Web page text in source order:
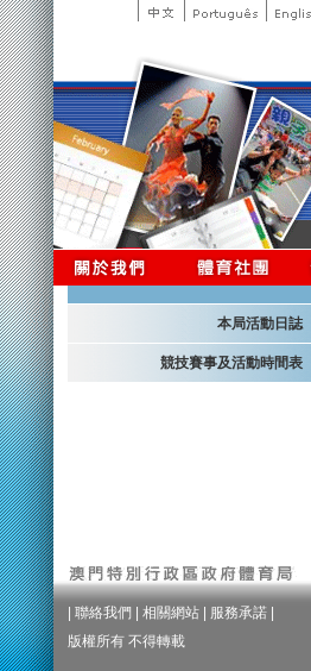
本局活動日誌
競技賽事及活動時間表
聯絡我們 相關網站 服務承諾
版權所有 不得轉載